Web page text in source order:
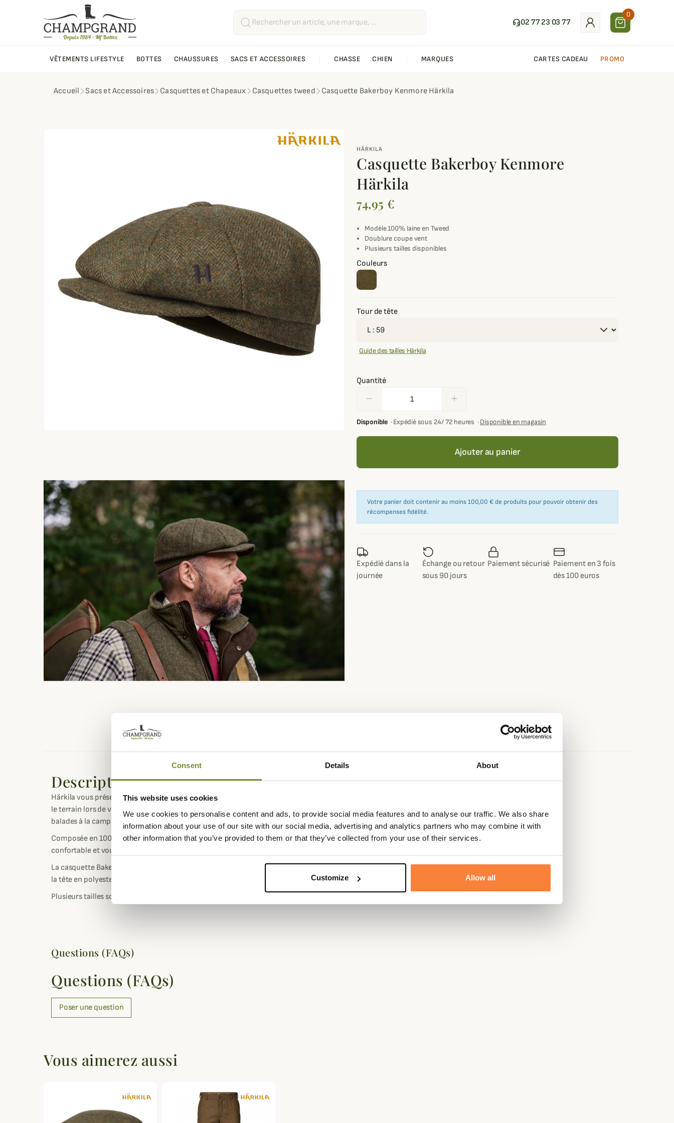
Consent Details About
This website uses cookies
We use cookies to personalise content and ads, to provide social media features and to analyse our traffic. We also share
information about your use of our site with our social media, advertising and analytics partners who may combine it with
other information that you’ve provided to them or that they’ve collected from your use of their services.
Customize Allow all
02 77 23 03 77
0
VÊTEMENTS LIFESTYLE BOTTES CHAUSSURES SACS ET ACCESSOIRES CHASSE CHIEN MARQUES CARTES CADEAU PROMO
Accueil Sacs et Accessoires Casquettes et Chapeaux Casquettes tweed Casquette Bakerboy Kenmore Härkila
HÄRKILA
Casquette Bakerboy Kenmore
Härkila
74,95 €
Modèle 100% laine en Tweed
Doublure coupe vent
Plusieurs tailles disponibles
Couleurs
Tour de tête
Guide des tailles Härkila
Quantité
remove add
Disponible ·Expédié sous 24/ 72 heures ·Disponible en magasin
Ajouter au panier
Votre panier doit contenir au moins 100,00 € de produits pour pouvoir obtenir des
récompenses fidélité.
Expédié dans la
journée
Échange ou retour
sous 90 jours
Paiement sécurisé Paiement en 3 fois
dès 100 euros
Description
Härkila vous présente la casquette Bakerboy Kenmore pour vous accompagner sur
le terrain lors de vos parties de chasse, d'après chasse ou bien au quotidien pour vos
balades à la campagne pour un style chic et élégant.
Composée en 100% laine britannique, ce modèle de casquette en tweed est
confortable et vous protège du vent grâce à sa doublure isolante prévue à cet effet.
La casquette Bakerboy Kenmore dispose d'une bande à l'intérieur et tout autour de
la tête en polyester respirant pour évacuer toute la chaleur superflue.
Plusieurs tailles sont disponibles du 57 au 60.
Fiche technique
Garniture 100% Polyester
Genre Homme
Matière Laine , Polyester
Coloris
Questions (FAQs)
Questions (FAQs)
Poser une question
Vous aimerez aussi